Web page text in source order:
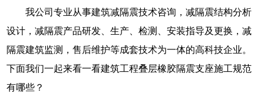
我公司专业从事建筑减隔震技术咨询，减隔震结构分析
设计，减隔震产品研发、生产、检测、安装指导及更换，减
隔震建筑监测，售后维护等成套技术为一体的高科技企业。
下面我们一起来看一看建筑工程叠层橡胶隔震支座施工规范
有哪些？